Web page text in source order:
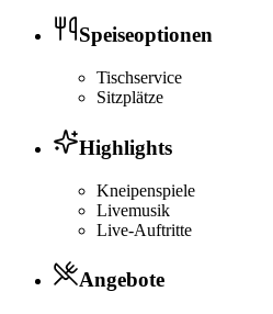
Speiseoptionen
Tischservice
Sitzplätze
Highlights
Kneipenspiele
Livemusik
Live-Auftritte
Angebote